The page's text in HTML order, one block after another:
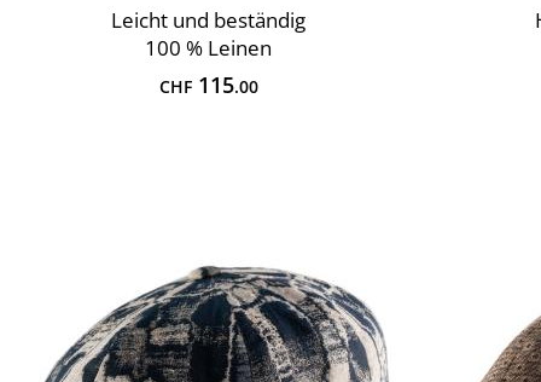
Leicht und beständig
100 % Leinen
CHF115.00